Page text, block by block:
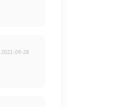
2021-09-28